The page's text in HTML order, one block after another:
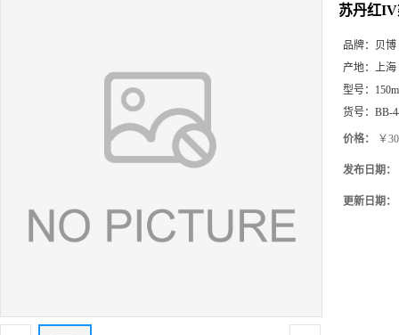
苏丹红
品牌： 贝博
产地： 上海
型号：
货号： BB-
价格： ￥
发布日期：
更新日期：